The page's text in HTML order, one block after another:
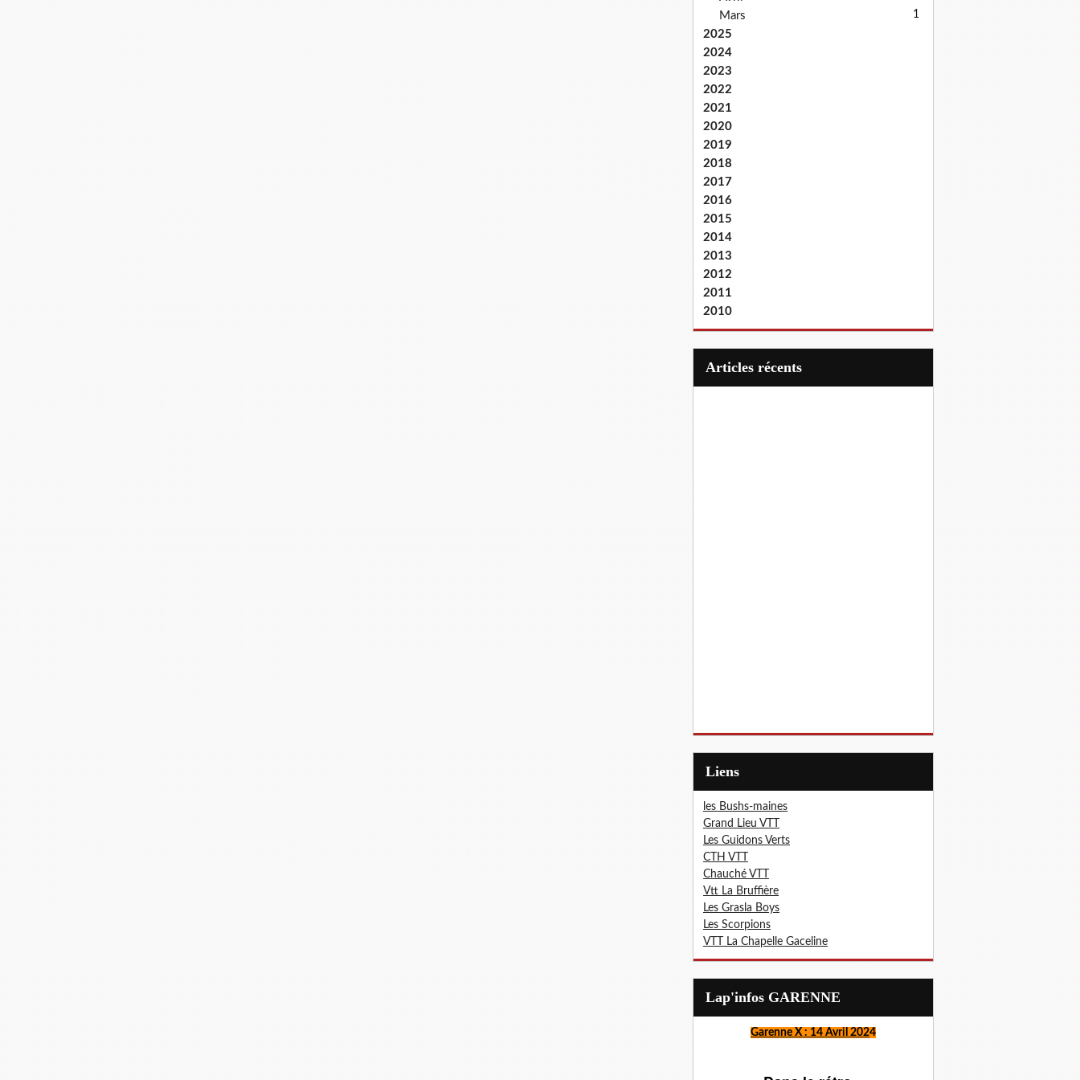
Mars 1
2025
2024
2023
2022
2021
2020
2019
2018
2017
2016
2015
2014
2013
2012
2011
2010
articles récents
Liens
les Bushs-maines
Grand Lieu VTT
Les Guidons Verts
CTH VTT
Chauché VTT
Vtt La Bruffière
Les Grasla Boys
Les Scorpions
VTT La Chapelle Gaceline
Lap'infos GARENNE
Garenne X : 14 Avril 2024